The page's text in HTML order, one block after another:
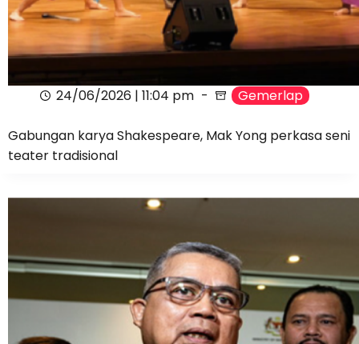
24/06/2026 | 11:04 pm Gemerlap
Gabungan karya Shakespeare, Mak Yong perkasa seni
teater tradisional